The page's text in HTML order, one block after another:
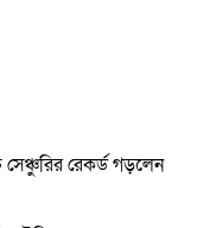
সেঞ্চুরির রেকর্ড গড়লেন